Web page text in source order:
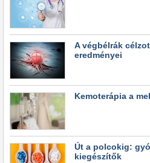
A végbélrák
eredményei
Kemoterápia a
Út a polcokig:
kiegészítők